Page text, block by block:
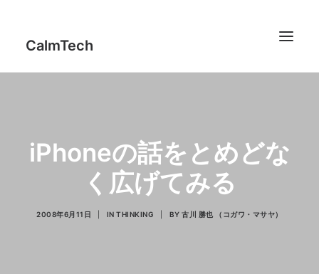
CalmTech
Profile
Report
IT Counseling
iPhoneの話をとめどな
く広げてみる
2008年6月11日 INTHINKING BY古川 勝也 （コガワ・マサヤ）